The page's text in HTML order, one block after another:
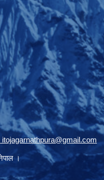
itojagarnathpura@gmail.com
।